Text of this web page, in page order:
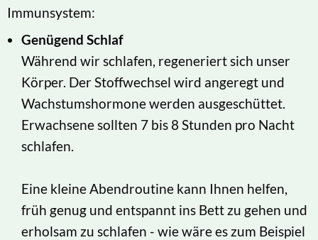
Immunsystem:
Genügend Schlaf
Während wir schlafen, regeneriert sich unser
Körper. Der Stoffwechsel wird angeregt und
Wachstumshormone werden ausgeschüttet.
Erwachsene sollten 7 bis 8 Stunden pro Nacht
schlafen.
Eine kleine Abendroutine kann Ihnen helfen,
früh genug und entspannt ins Bett zu gehen und
erholsam zu schlafen - wie wäre es zum Beispiel